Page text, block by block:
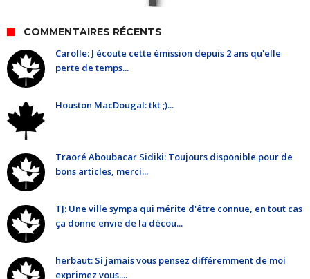
COMMENTAIRES RÉCENTS
Carolle: J écoute cette émission depuis 2 ans qu'elle
perte de temps...
Houston MacDougal: tkt ;)...
Traoré Aboubacar Sidiki: Toujours disponible pour de
bons articles, merci...
TJ: Une ville sympa qui mérite d'être connue, en tout cas
ça donne envie de la décou...
herbaut: Si jamais vous pensez différemment de moi
exprimez vous....